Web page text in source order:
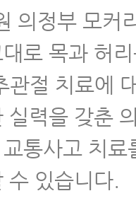
의정부 모커
로 목과 허
관절 치료에
실력을 갖춘
통사고 치료
수 있습니다.